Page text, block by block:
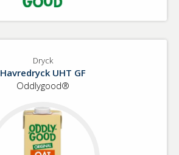
Dryck
Havredryck UHT GF
Oddlygood®